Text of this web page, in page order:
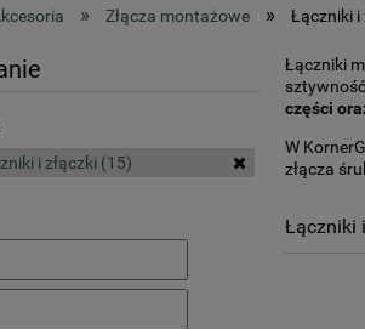
» Złącza montażowe » Łączniki i
i złączki (15)
Łączniki
części
W
złącza
Łączniki